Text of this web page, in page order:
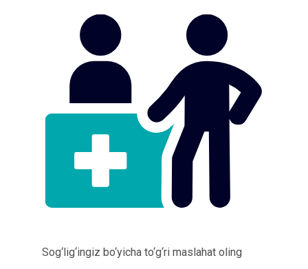
Sog‘lig‘ingiz bo‘yicha to‘g‘ri maslahat oling